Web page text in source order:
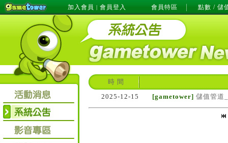
加入會員 | 會員登入 會員特區 點數 / 儲
時 間
2025-12-15
[gametower] 儲值管道